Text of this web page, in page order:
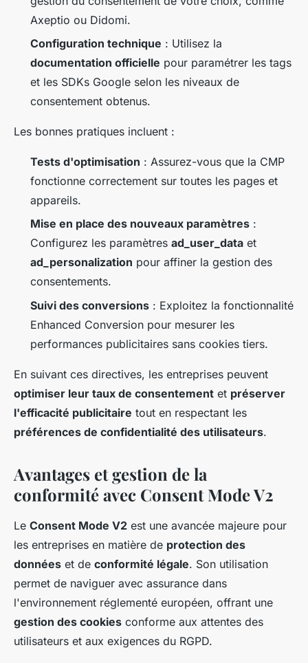
Axeptio ou Didomi.
Configuration technique : Utilisez la
documentation officielle pour paramétrer les tags
et les SDKs Google selon les niveaux de
consentement obtenus.
Les bonnes pratiques incluent :
Tests d'optimisation : Assurez-vous que la CMP
fonctionne correctement sur toutes les pages et
appareils.
Mise en place des nouveaux paramètres :
Configurez les paramètres ad_user_data et
ad_personalization pour affiner la gestion des
consentements.
Suivi des conversions : Exploitez la fonctionnalité
Enhanced Conversion pour mesurer les
performances publicitaires sans cookies tiers.
En suivant ces directives, les entreprises peuvent
optimiser leur taux de consentement et préserver
l'efficacité publicitaire tout en respectant les
préférences de confidentialité des utilisateurs.
Avantages et gestion de la
conformité avec Consent Mode V2
Le Consent Mode V2 est une avancée majeure pour
les entreprises en matière de protection des
données et de conformité légale. Son utilisation
permet de naviguer avec assurance dans
l'environnement réglementé européen, offrant une
gestion des cookies conforme aux attentes des
utilisateurs et aux exigences du RGPD.